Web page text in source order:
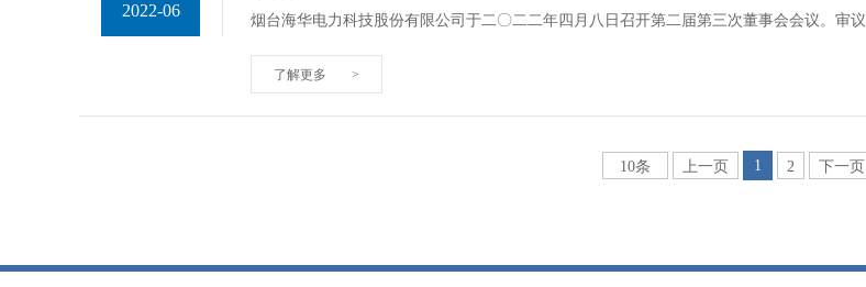
2022-06
烟台海华电力科技股份有限公司于二〇二二年四月八日召开第二届第三次董事会会议。审
了解更多 >
10条 上一页 1 2 下一页